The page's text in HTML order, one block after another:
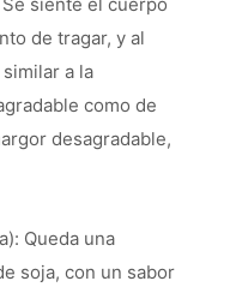
de tragar, y al
a la
como de
desagradable,
Queda una
soja, con un sabor